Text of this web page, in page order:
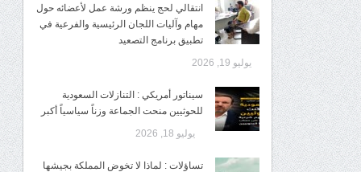
انتقالي لحج ينظم ورشة عمل لأعضائه حول
مهام وآليات اللجان الرئيسية والفرعية في
تطبيق برنامج التصعيد
يوليو 19, 2026
سيناتور أمريكي : التنازلات السعودية
للحوثيين منحت الجماعة وزناً سياسياً أكبر
يوليو 18, 2026
تساؤلات : لماذا لا تخوض المملكة بجيشها